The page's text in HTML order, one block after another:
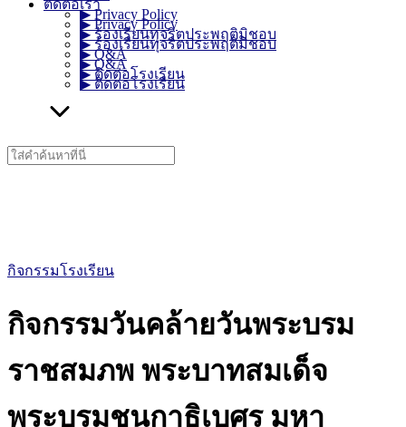
▶︎ Privacy Policy
▶︎ ร้องเรียนทุจริตประพฤติมิชอบ
▶︎ Q&A
▶︎ ติดต่อโรงเรียน
ติดต่อเรา
▶︎ Privacy Policy
▶︎ ร้องเรียนทุจริตประพฤติมิชอบ
▶︎ Q&A
▶︎ ติดต่อโรงเรียน
Search
for:
กิจกรรมโรงเรียน
กิจกรรมวันคล้ายวันพระบรม
ราชสมภพ พระบาทสมเด็จ
พระบรมชนกาธิเบศร มหา